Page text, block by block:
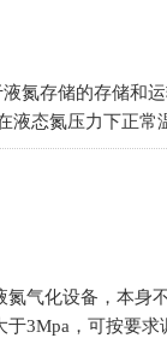
氮存储的存储和
态氮压力下正常
气化设备，本身
3Mpa，可按要